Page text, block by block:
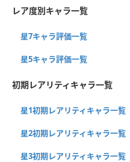
レア度別キャラ一覧
星7キャラ評価一覧
星5キャラ評価一覧
初期レアリティキャラ一覧
星1初期レアリティキャラ一覧
星2初期レアリティキャラ一覧
星3初期レアリティキャラ一覧